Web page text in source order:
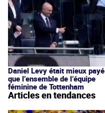
Daniel Levy était mieux payé
que l’ensemble de l’équipe
féminine de Tottenham
Articles en tendances